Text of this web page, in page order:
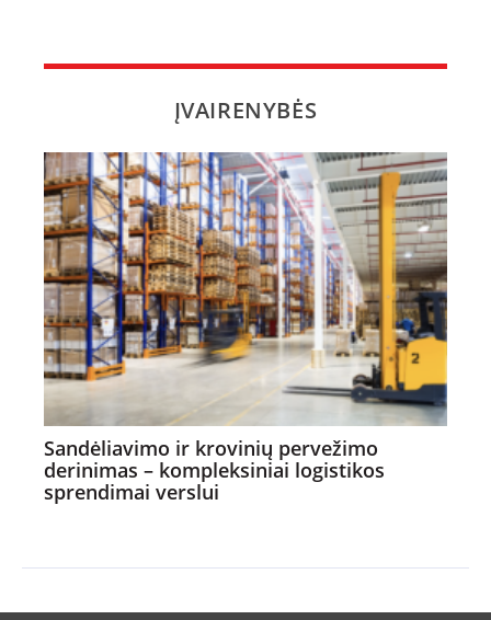
ĮVAIRENYBĖS
Sandėliavimo ir krovinių pervežimo
derinimas – kompleksiniai logistikos
sprendimai verslui